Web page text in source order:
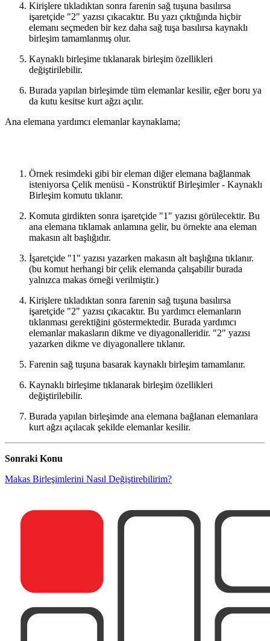
Kirişlere tıkladıktan sonra farenin sağ tuşuna basılırsa
işaretçide "2" yazısı çıkacaktır. Bu yazı çıktığında hiçbir
elemanı seçmeden bir kez daha sağ tuşa basılırsa kaynaklı
birleşim tamamlanmış olur.
Kaynaklı birleşime tıklanarak birleşim özellikleri
değiştirilebilir.
Burada yapılan birleşimde tüm elemanlar kesilir, eğer boru ya
da kutu kesitse kurt ağzı açılır.
Ana elemana yardımcı elemanlar kaynaklama;
Örnek resimdeki gibi bir eleman diğer elemana bağlanmak
isteniyorsa Çelik menüsü - Konstrüktif Birleşimler - Kaynaklı
Birleşim komutu tıklanır.
Komuta girdikten sonra işaretçide "1" yazısı görülecektir. Bu
ana elemana tıklamak anlamına gelir, bu örnekte ana eleman
makasın alt başlığıdır.
İşaretçide "1" yazısı yazarken makasın alt başlığına tıklanır.
(bu komut herhangi bir çelik elemanda çalışabilir burada
yalnızca makas örneği verilmiştir.)
Kirişlere tıkladıktan sonra farenin sağ tuşuna basılırsa
işaretçide "2" yazısı çıkacaktır. Bu yardımcı elemanların
tıklanması gerektiğini göstermektedir. Burada yardımcı
elemanlar makasların dikme ve diyagonalleridir. "2" yazısı
yazarken dikme ve diyagonallere tıklanır.
Farenin sağ tuşuna basarak kaynaklı birleşim tamamlanır.
Kaynaklı birleşime tıklanarak birleşim özellikleri
değiştirilebilir.
Burada yapılan birleşimde ana elemana bağlanan elemanlara
kurt ağzı açılacak şekilde elemanlar kesilir.
Sonraki Konu
Makas Birleşimlerini Nasıl Değiştirebilirim?